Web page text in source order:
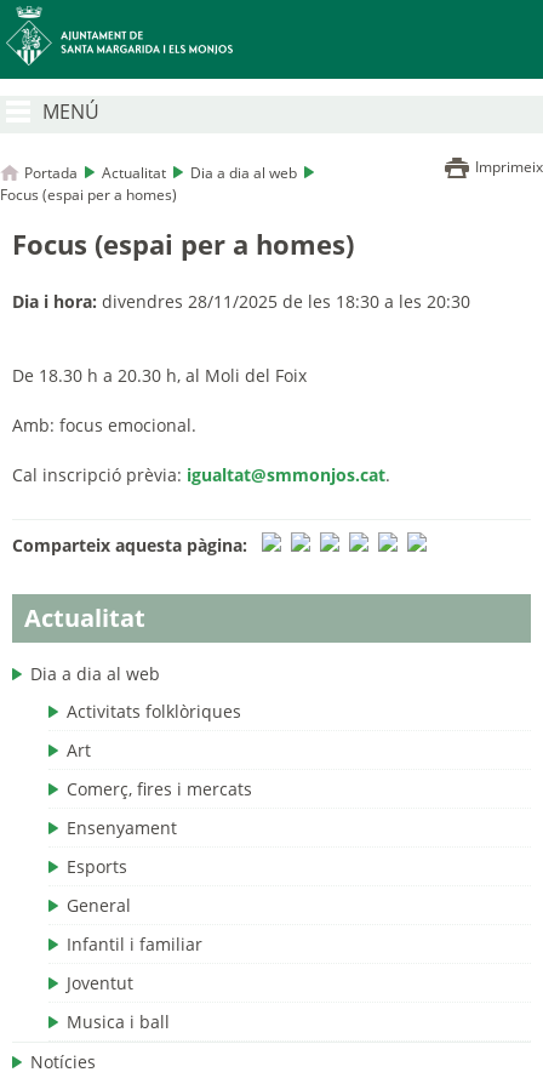
MENÚ
Portada Actualitat
Dia a dia al web
Focus (espai per a homes)
Imprimeix
Actualitat
Dia a dia al web
Activitats folklòriques
Art
Comerç, fires i mercats
Ensenyament
Esports
General
Infantil i familiar
Joventut
Musica i ball
Notícies
Focus (espai per a homes)
Dia i hora: divendres 28/11/2025 de les 18:30 a les 20:30
De 18.30 h a 20.30 h, al Moli del Foix
Amb: focus emocional.
Cal inscripció prèvia: igualtat@smmonjos.cat.
Comparteix aquesta pàgina: